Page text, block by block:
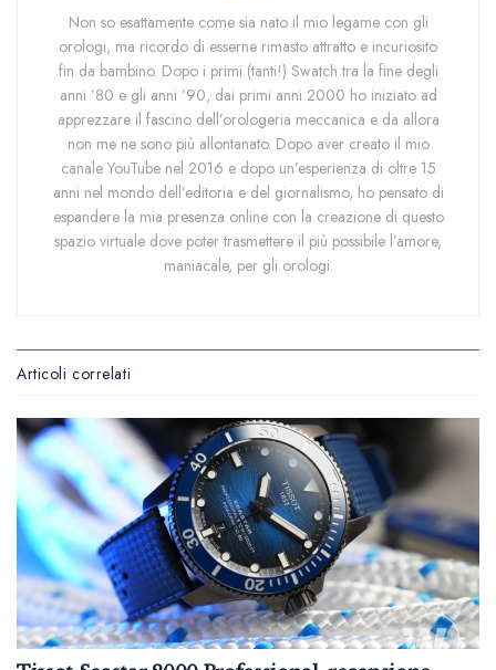
Non so esattamente come sia nato il mio legame con gli
orologi, ma ricordo di esserne rimasto attratto e incuriosito
fin da bambino. Dopo i primi (tanti!) Swatch tra la fine degli
anni ’80 e gli anni ’90, dai primi anni 2000 ho iniziato ad
apprezzare il fascino dell’orologeria meccanica e da allora
non me ne sono più allontanato. Dopo aver creato il mio
canale YouTube nel 2016 e dopo un’esperienza di oltre 15
anni nel mondo dell’editoria e del giornalismo, ho pensato di
espandere la mia presenza online con la creazione di questo
spazio virtuale dove poter trasmettere il più possibile l’amore,
maniacale, per gli orologi.
Articoli correlati